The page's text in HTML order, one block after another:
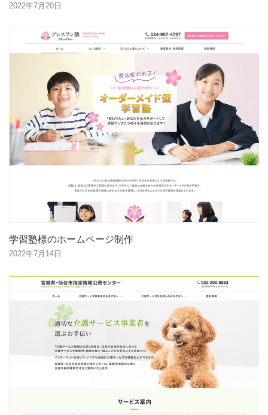
2022年7月20日
学習塾様のホームページ制作
2022年7月14日